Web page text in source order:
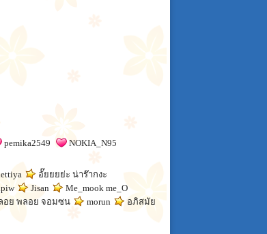
pemika2549
NOKIA_N95
อั๊ยยยย่ะ น่าร๊ากงะ
Jisan
Me_mook me_O
อย พลอย จอมซน morun
อภิสมัย